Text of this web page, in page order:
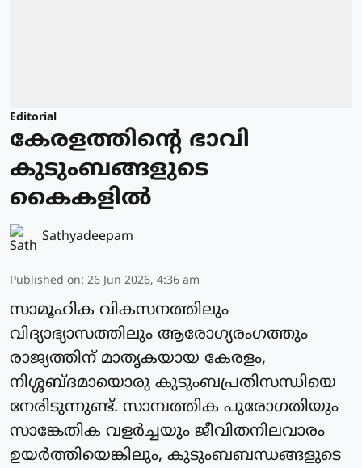
Editorial
കേരളത്തിന്റെ ഭാവി
കുടുംബങ്ങളുടെ
കൈകളിൽ
Sathyadeepam
Published on: 26 Jun 2026, 4:36 am
സാമൂഹിക വികസനത്തിലും
വിദ്യാഭ്യാസത്തിലും ആരോഗ്യരംഗത്തും
രാജ്യത്തിന് മാതൃകയായ കേരളം,
നിശ്ശബ്ദമായൊരു കുടുംബപ്രതിസന്ധിയെ
നേരിടുന്നുണ്ട്. സാമ്പത്തിക പുരോഗതിയും
സാങ്കേതിക വളർച്ചയും ജീവിതനിലവാരം
ഉയർത്തിയെങ്കിലും, കുടുംബബന്ധങ്ങളുടെ